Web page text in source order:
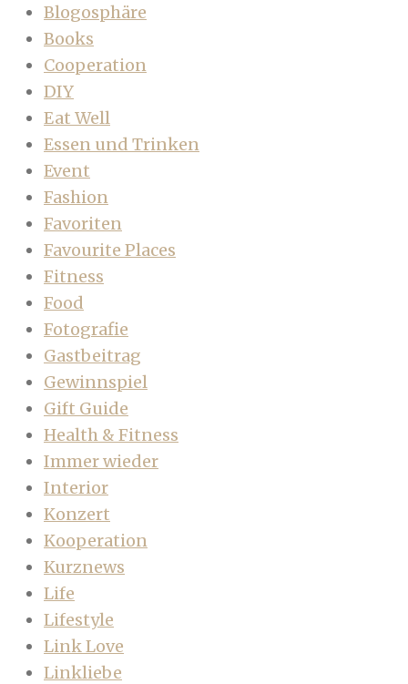
Blogosphäre
Books
Cooperation
DIY
Eat Well
Essen und Trinken
Event
Fashion
Favoriten
Favourite Places
Fitness
Food
Fotografie
Gastbeitrag
Gewinnspiel
Gift Guide
Health & Fitness
Immer wieder
Interior
Konzert
Kooperation
Kurznews
Life
Lifestyle
Link Love
Linkliebe